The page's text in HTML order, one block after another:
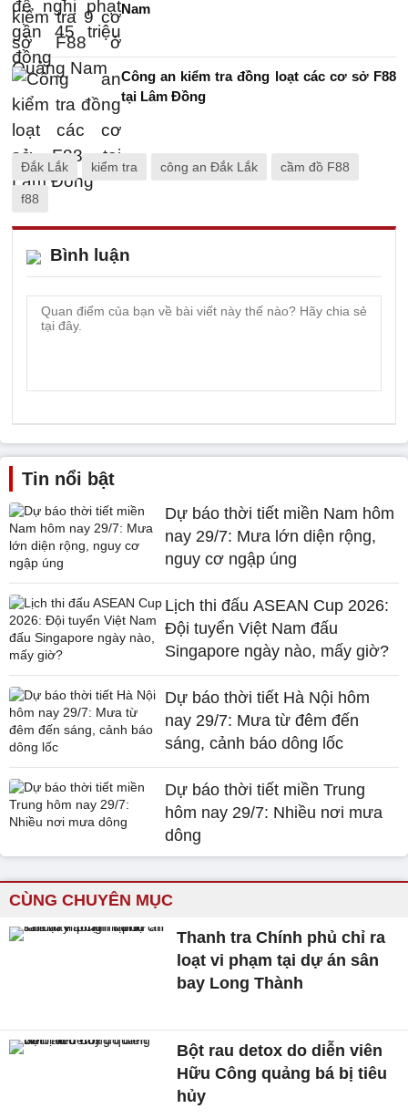
Nam
Công an kiểm tra đồng loạt các cơ sở F88
tại Lâm Đồng
Đắk Lắk kiểm tra công an Đắk Lắk cầm đồ F88
f88
Bình luận
Tin nổi bật
Dự báo thời tiết miền Nam hôm
nay 29/7: Mưa lớn diện rộng,
nguy cơ ngập úng
Lịch thi đấu ASEAN Cup 2026:
Đội tuyển Việt Nam đấu
Singapore ngày nào, mấy giờ?
Dự báo thời tiết Hà Nội hôm
nay 29/7: Mưa từ đêm đến
sáng, cảnh báo dông lốc
Dự báo thời tiết miền Trung
hôm nay 29/7: Nhiều nơi mưa
dông
CÙNG CHUYÊN MỤC
Thanh tra Chính phủ chỉ ra
loạt vi phạm tại dự án sân
bay Long Thành
Bột rau detox do diễn viên
Hữu Công quảng bá bị tiêu
hủy